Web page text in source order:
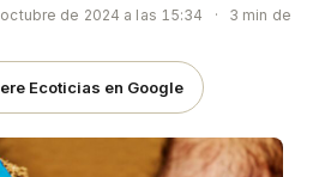
de 2024 a las 15:34 ·
3 min de
Ecoticias en Google